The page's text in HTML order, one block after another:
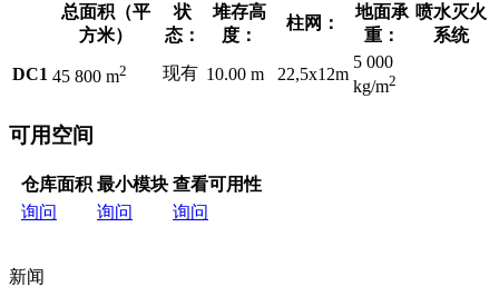
总面积（平
方米）
状
态：
堆存高
度：
柱网：
地面承
重：
喷水灭火
系统
DC1 45 800 m2 现有 10.00 m 22,5x12m
5 000
kg/m2
可用空间
仓库面积 最小模块 查看可用性
询问
询问 询问
新闻